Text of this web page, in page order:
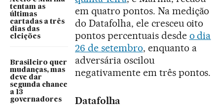
tentam as
últimas
cartadas a três
dias das
eleições
Brasileiro quer
mudanças, mas
deve dar
segunda chance
a 13
governadores
em quatro pontos. Na medição
do Datafolha, ele cresceu oito
pontos percentuais desde o dia
26 de setembro, enquanto a
adversária oscilou
negativamente em três pontos.
Datafolha